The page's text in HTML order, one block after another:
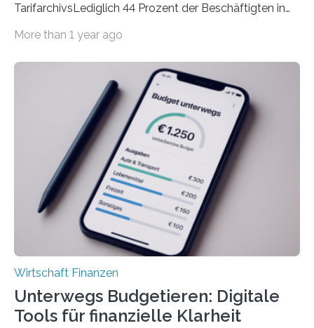
TarifarchivsLediglich 44 Prozent der Beschäftigten in
tarifgebundenen Betrieben ist der Anteil mit 72 Prozent
Unterkünfte fast überall deutlich teurer geworden. Für
viele Beschäftigte ist deshalb das zumeist im Juni oder
Juli ausgezahlte Urlaubsgeld ein wichtiger Faktor, um
sich den wohlverdienten Jahresurlaub leisten zu
können. Allerdings erhält mit 44 Prozent noch nicht
einmal die Hälfte aller Beschäftigten in der
Privatwirtschaft Urlaubsgeld. Zu diesem…
More than 1 year ago
Wirtschaft Finanzen
Unterwegs Budgetieren: Digitale
Tools für finanzielle Klarheit